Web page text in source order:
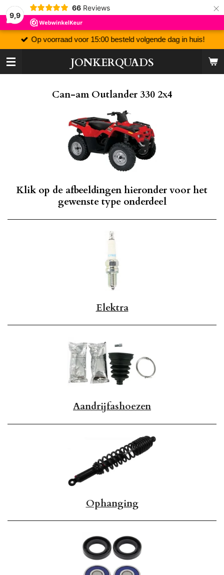
9,9
66 Reviews ×
JONKERQUADS
Op voorraad voor 15:00 besteld volgende dag in huis!
Can-am Outlander 330 2x4
Klik op de afbeeldingen hieronder voor het
gewenste type onderdeel
Elektra
Aandrijfashoezen
Ophanging